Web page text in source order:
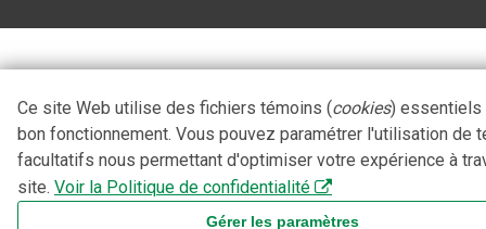
Ce site Web utilise des fichiers témoins (cookies) essentiels
bon fonctionnement. Vous pouvez paramétrer l'utilisation de
facultatifs nous permettant d'optimiser votre expérience à
site. Voir la Politique de confidentialité
Gérer les paramètres